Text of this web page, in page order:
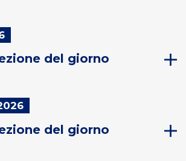
del giorno
del giorno